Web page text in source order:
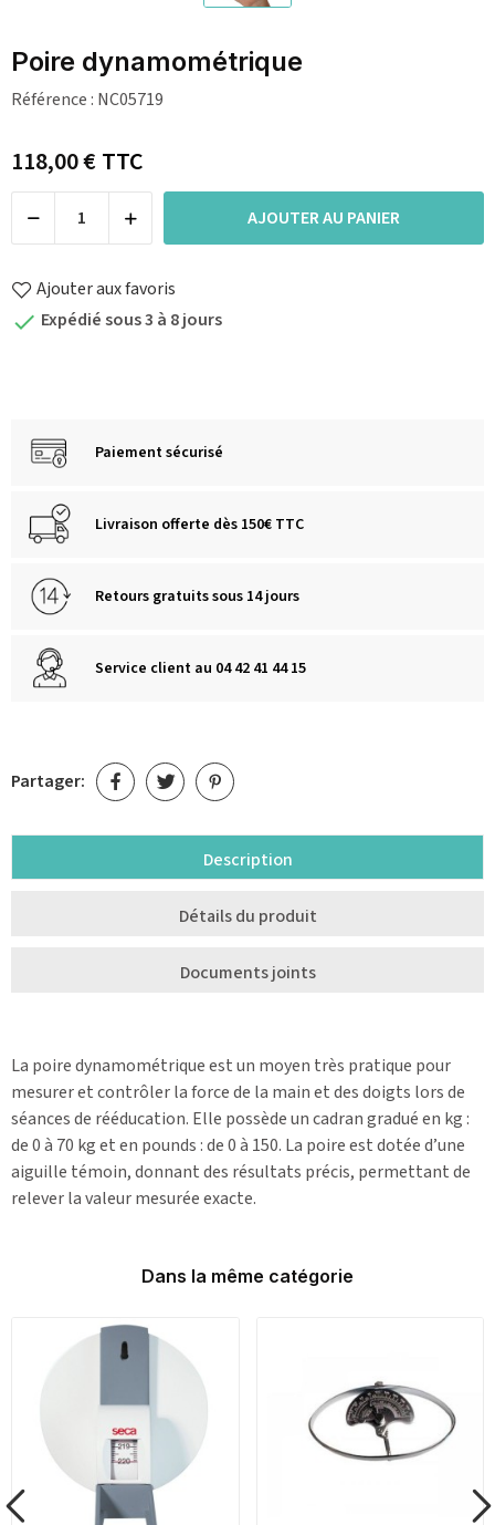
Poire dynamométrique
Référence : NC05719
118,00 €TTC
AJOUTER AU PANIER
Ajouter aux favoris
 Expédié sous 3 à 8 jours
Paiement sécurisé
Livraison offerte dès 150€ TTC
Retours gratuits sous 14 jours
Service client au 04 42 41 44 15
Partager:
Description
Détails du produit
Documents joints
La poire dynamométrique est un moyen très pratique pour
mesurer et contrôler la force de la main et des doigts lors de
séances de rééducation. Elle possède un cadran gradué en kg :
de 0 à 70 kg et en pounds : de 0 à 150. La poire est dotée d’une
aiguille témoin, donnant des résultats précis, permettant de
relever la valeur mesurée exacte.
Dans la même catégorie